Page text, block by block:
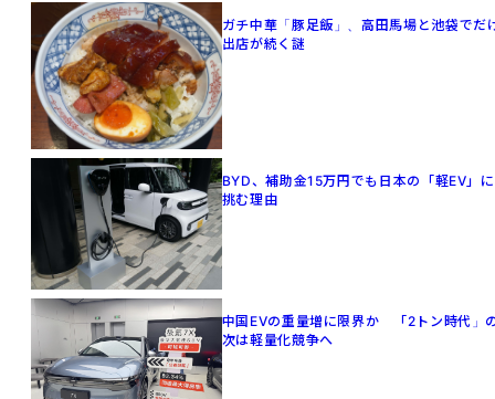
ガチ中華「豚足飯」、高田馬場と池袋でだ
出店が続く謎
BYD、補助金15万円でも日本の「軽EV」に
挑む理由
中国EVの重量増に限界か 「2トン時代」
次は軽量化競争へ